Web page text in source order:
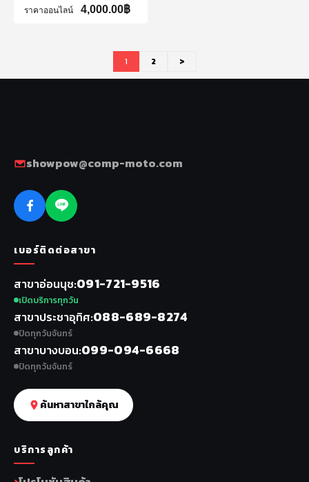
ราคาออนไลน์ 4,000.00฿
1 2 >
showpow@comp-moto.com
เบอร์ติดต่อสาขา
สาขาอ่อนนุช 091-721-9516
เปิดบริการทุกวัน
สาขาประชาอุทิศ 088-689-8274
ปิดทุกวันจันทร์
สาขาบางบอน 099-094-6668
ปิดทุกวันจันทร์
ค้นหาสาขาใกล้คุณ
บริการลูกค้า